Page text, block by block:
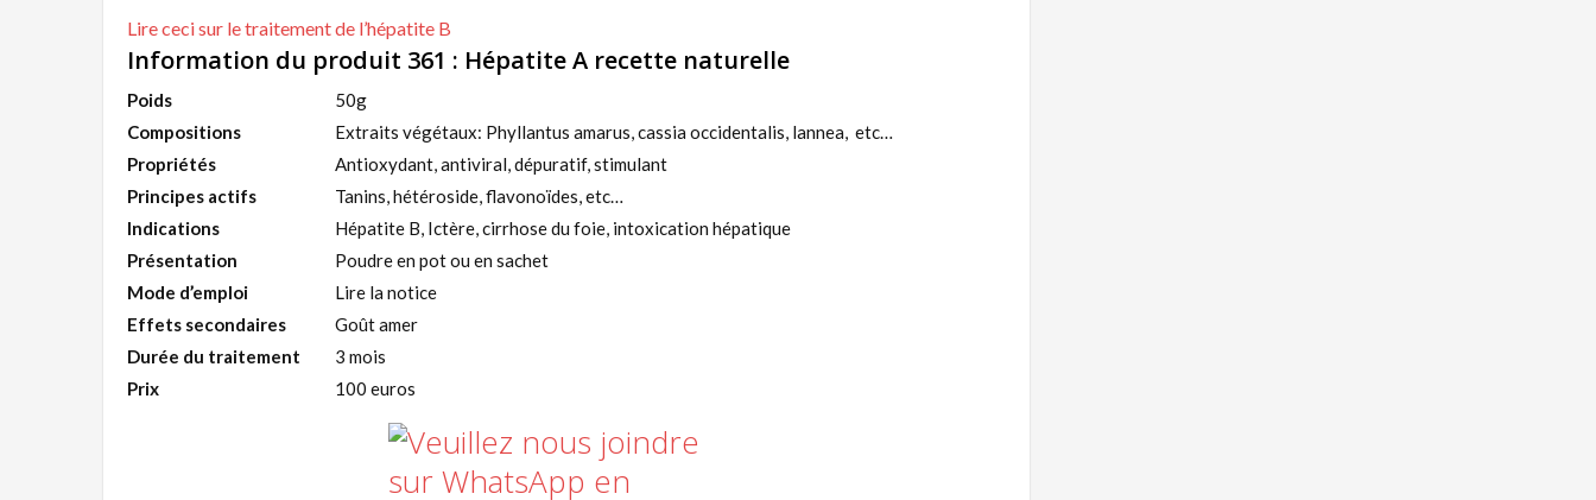
Lire ceci sur le traitement de l’hépatite B
Information du produit 361 : Hépatite A recette naturelle
Poids
50g
Compositions
Extraits végétaux: Phyllantus amarus, cassia occidentalis, lannea, etc…
Propriétés
Antioxydant, antiviral, dépuratif, stimulant
Principes actifs
Tanins, hétéroside, flavonoïdes, etc…
Indications
Hépatite B, Ictère, cirrhose du foie, intoxication hépatique
Présentation
Poudre en pot ou en sachet
Mode d’emploi
Lire la notice
Effets secondaires
Goût amer
Durée du traitement
3 mois
Prix
100 euros